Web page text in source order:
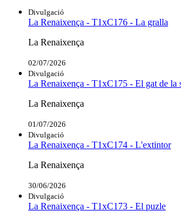
Divulgació
La Renaixença - T1xC176 - La gralla
La Renaixença
02/07/2026
Divulgació
La Renaixença - T1xC175 - El gat de la
La Renaixença
01/07/2026
Divulgació
La Renaixença - T1xC174 - L'extintor
La Renaixença
30/06/2026
Divulgació
La Renaixença - T1xC173 - El puzle